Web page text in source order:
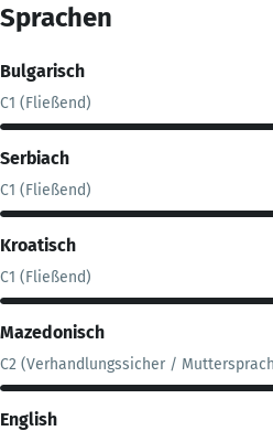
Sprachen
Bulgarisch
C1 (Fließend)
Serbiach
C1 (Fließend)
Kroatisch
C1 (Fließend)
Mazedonisch
C2 (Verhandlungssicher /
English